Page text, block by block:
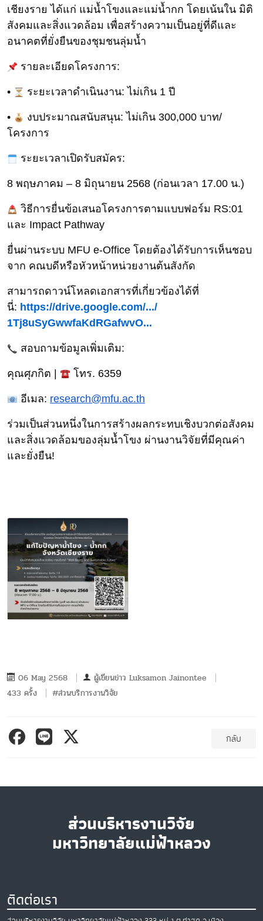
เชียงราย ได้แก่ แม่น้ำโขงและแม่น้ำกก โดยเน้นใน มิติ
สังคมและสิ่งแวดล้อม เพื่อสร้างความเป็นอยู่ที่ดีและ
อนาคตที่ยั่งยืนของชุมชนลุ่มน้ำ
รายละเอียดโครงการ:
• ระยะเวลาดำเนินงาน: ไม่เกิน 1 ปี
•
งบประมาณสนับสนุน: ไม่เกิน 300,000 บาท/
โครงการ
ระยะเวลาเปิดรับสมัคร:
8 พฤษภาคม – 8 มิถุนายน 2568 (ก่อนเวลา 17.00 น.)
วิธีการยื่นข้อเสนอโครงการตามแบบฟอร์ม RS:01
และ Impact Pathway
ยื่นผ่านระบบ MFU e-Office โดยต้องได้รับการเห็นชอบ
จาก คณบดีหรือหัวหน้าหน่วยงานต้นสังกัด
สามารถดาวน์โหลดเอกสารที่เกี่ยวข้องได้ที่
นี่: https://drive.google.com/.../
1Tj8uSyGwwfaKdRGafwvO...
สอบถามข้อมูลเพิ่มเติม:
คุณศุภกิต | โทร. 6359
อีเมล: research@mfu.ac.th
ร่วมเป็นส่วนหนึ่งในการสร้างผลกระทบเชิงบวกต่อสังคม
และสิ่งแวดล้อมของลุ่มน้ำโขง ผ่านงานวิจัยที่มีคุณค่า
และยั่งยืน!
06 May 2568 ผู้เขียนข่าว Luksamon Jainontee
433 ครั้ง
#ส่วนบริการงานวิจัย
กลับ
ส่วนบริหารงานวิจัย
มหาวิทยาลัยแม่ฟ้าหลวง
ติดต่อเรา